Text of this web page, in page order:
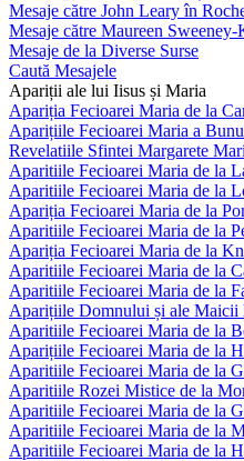
Mesaje către John Leary în
Mesaje către Maureen
Mesaje de la Diverse Surse
Caută Mesajele
Apariții ale lui Iisus și Maria
Apariția Fecioarei Maria de la
Aparițiile Fecioarei Maria a
Revelatiile Sfintei Margarete
Aparitiile Fecioarei Maria de la
Aparitiile Fecioarei Maria de la
Apariția Fecioarei Maria de la
Aparitiile Fecioarei Maria de la
Apariția Fecioarei Maria de la
Aparitiile Fecioarei Maria de la
Aparitiile Fecioarei Maria de la
Aparițiile Domnului și ale Maicii
Aparitiile Fecioarei Maria de la
Aparițiile Fecioarei Maria de la
Aparitiile Fecioarei Maria de la
Aparitiile Rozei Mistice de la
Aparitiile Fecioarei Maria de la
Aparitiile Fecioarei Maria de la
Aparitiile Fecioarei Maria de la